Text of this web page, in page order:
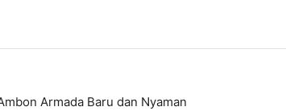
Armada Baru dan Nyaman